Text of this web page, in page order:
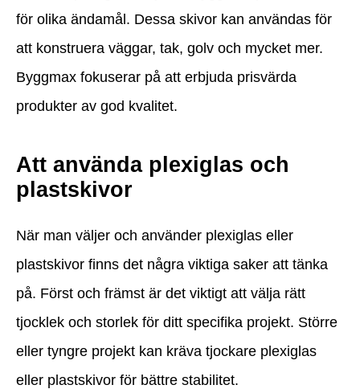
för olika ändamål. Dessa skivor kan användas för
att konstruera väggar, tak, golv och mycket mer.
Byggmax fokuserar på att erbjuda prisvärda
produkter av god kvalitet.
Att använda plexiglas och
plastskivor
När man väljer och använder plexiglas eller
plastskivor finns det några viktiga saker att tänka
på. Först och främst är det viktigt att välja rätt
tjocklek och storlek för ditt specifika projekt. Större
eller tyngre projekt kan kräva tjockare plexiglas
eller plastskivor för bättre stabilitet.